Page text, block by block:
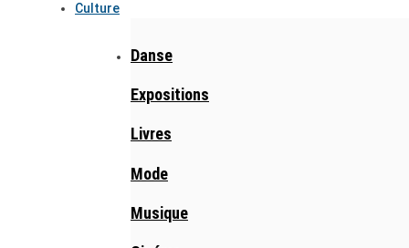
Culture
Danse
Expositions
Livres
Mode
Musique